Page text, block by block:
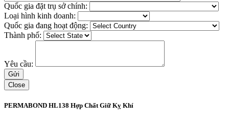
Quốc gia đặt trụ sở chính:
Loại hình kinh doanh:
Quốc gia đang hoạt động:
Thành phố:
Yêu cầu:
Close
PERMABOND HL138 Hợp Chất Giữ Kỵ Khí